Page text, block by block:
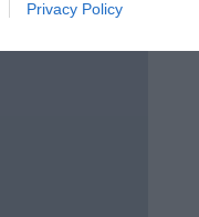
Privacy Policy